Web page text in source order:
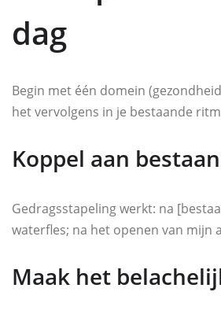
dag
Begin met één domein
het vervolgens in je bestaande
Koppel aan
Gedragsstapeling werkt: na
waterfles; na het openen van mijn
Maak het